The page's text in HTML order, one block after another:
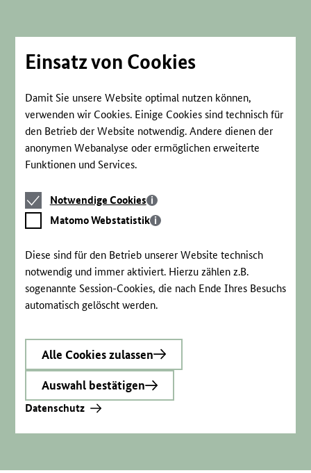
Einsatz von Cookies
Damit Sie unsere Website optimal nutzen können,
verwenden wir Cookies. Einige Cookies sind technisch für
den Betrieb der Website notwendig. Andere dienen der
anonymen Webanalyse oder ermöglichen erweiterte
Funktionen und Services.
Notwendige
Cookies
Notwendige Cookies
Matomo
Webstatistik
Matomo Webstatistik
Diese sind für den Betrieb unserer Website technisch
notwendig und immer aktiviert. Hierzu zählen z.B.
sogenannte Session-Cookies, die nach Ende Ihres Besuchs
automatisch gelöscht werden.
Alle Cookies zulassen
Auswahl bestätigen
Datenschutz